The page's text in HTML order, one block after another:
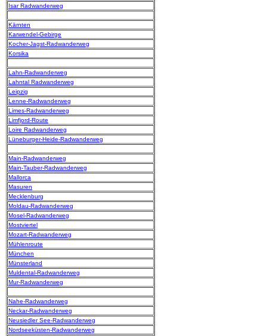
Isar Radwanderweg
Kärnten
Karwendel-Gebirge
Kocher-Jagst-Radwanderweg
Korsika
Lahn-Radwanderweg
Lahntal Radwanderweg
Leipzig
Lenne-Radwanderweg
Limes-Radwanderweg
Limfjord-Route
Loire Radwanderweg
Lüneburger-Heide-Radwanderweg
Main-Radwanderweg
Main-Tauber-Radwanderweg
Mallorca
Masuren
Mecklenburg
Moldau-Radwanderweg
Mosel-Radwanderweg
Mostviertel
Mozart-Radwanderweg
Mühlenroute
München
Münsterland
Muldental-Radwanderweg
Mur-Radwanderweg
Nahe-Radwanderweg
Neckar-Radwanderweg
Neusiedler See-Radwanderweg
Nordseeküsten-Radwanderweg